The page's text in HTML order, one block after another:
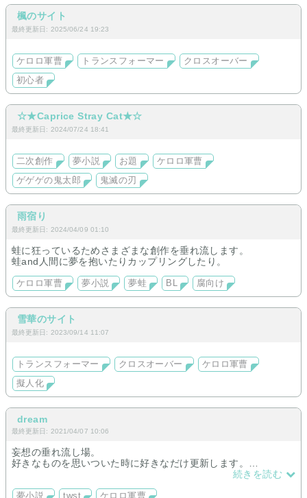
楓のサイト
最終更新日: 2025/06/24 19:23
ケロロ軍曹 トランスフォーマー
クロスオーバー
初心者
☆★Caprice Stray Cat★☆
最終更新日: 2024/07/24 18:41
二次創作 夢小説 お題
ケロロ軍曹
ゲゲゲの鬼太郎
鬼滅の刃
雨宿り
最終更新日: 2024/04/09 01:10
蛙に狂っているためさまざまな創作を垂れ流します。
蛙and人間に夢を抱いたりカップリングしたり。
ケロロ軍曹 夢小説 夢蛙 BL 腐向け
雪華のサイト
最終更新日: 2023/09/14 11:07
トランスフォーマー クロスオーバー
ケロロ軍曹
擬人化
dream
最終更新日: 2021/04/07 10:06
妄想の垂れ流し場。
好きなものを思いついた時に好きなだけ更新します。
続きを読む
夢小説 twst ケロロ軍曹